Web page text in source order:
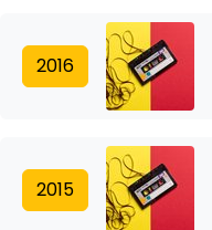
2016
2015